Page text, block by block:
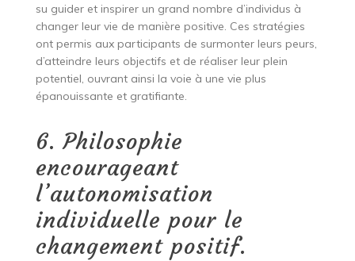
su guider et inspirer un grand nombre d’individus à
changer leur vie de manière positive. Ces stratégies
ont permis aux participants de surmonter leurs peurs,
d’atteindre leurs objectifs et de réaliser leur plein
potentiel, ouvrant ainsi la voie à une vie plus
épanouissante et gratifiante.
6. Philosophie
encourageant
l’autonomisation
individuelle pour le
changement positif.